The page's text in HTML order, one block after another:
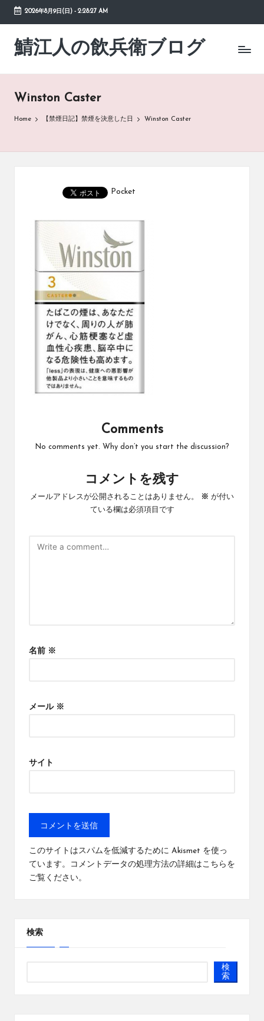
Skip
content
2026年8月9日(日)- 2:28:27 AM
鯖江人の飲兵衛ブログ
日々
の
草
Winston Caster
Home 【禁煙日記】禁煙を決意した日 Winston Caster
Pocket
Comments
No comments yet. Why don’t you start the discussion?
コメントを残す
メールアドレスが公開されることはありません。 ※ が付い
ている欄は必須項目です
名前 ※
メール ※
サイト
このサイトはスパムを低減するために Akismet を使っ
ています。
コメントデータの処理方法の詳細はこちらを
ご覧ください。
検索
検
索